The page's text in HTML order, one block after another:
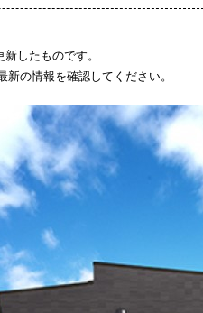
したものです。
の情報を確認してください。